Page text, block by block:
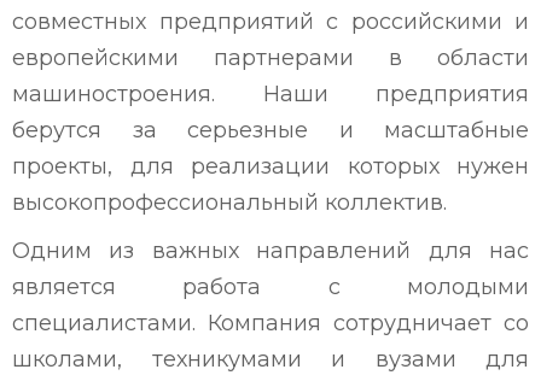
совместных предприятий с российскими и
европейскими партнерами в области
машиностроения. Наши предприятия
берутся за серьезные и масштабные
проекты, для реализации которых нужен
высокопрофессиональный коллектив.
Одним из важных направлений для нас
является работа с молодыми
специалистами. Компания сотрудничает со
школами, техникумами и вузами для